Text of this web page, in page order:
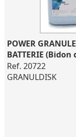
5 tiroirs.
x h.2005 mm
Mono 230 V P.550
POWER
BATTERIE (Bidon
Ref. 20722
GRANULDISK